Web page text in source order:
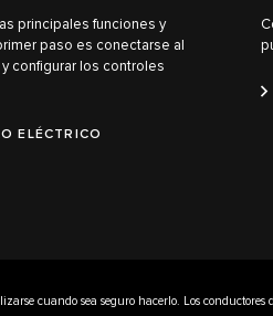
principales funciones y
paso es conectarse al
configurar los controles
ELÉCTRICO
cuando sea seguro hacerlo. Los